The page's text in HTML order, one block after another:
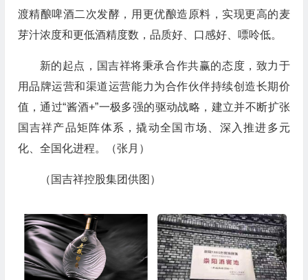
渡精酿啤酒二次发酵，用更优酿造原料，实现更高的麦
芽汁浓度和更低酒精度数，品质好、口感好、嘌呤低。
新的起点，国吉祥将秉承合作共赢的态度，致力于
用品牌运营和渠道运营能力为合作伙伴持续创造长期价
值，通过“酱酒+”一极多强的驱动战略，建立并不断扩张
国吉祥产品矩阵体系，撬动全国市场、深入推进多元
化、全国化进程。（张月）
（国吉祥控股集团供图）